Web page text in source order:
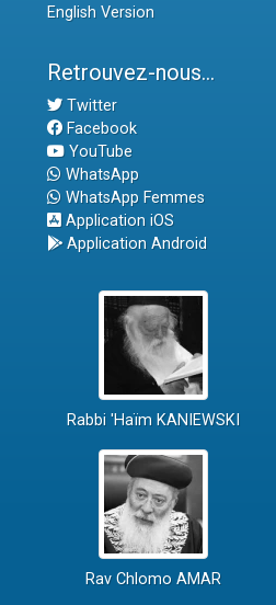
English Version
Retrouvez-nous...
Twitter
Facebook
YouTube
WhatsApp
WhatsApp Femmes
Application iOS
Application Android
Rabbi 'Haïm KANIEWSKI
Rav Chlomo AMAR